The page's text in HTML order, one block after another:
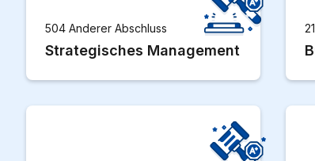
504 Anderer Abschluss
Strategisches Management